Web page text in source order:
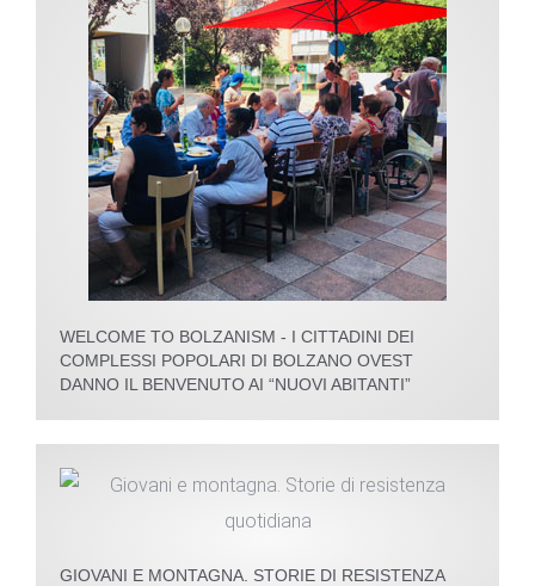
WELCOME TO BOLZANISM - I CITTADINI DEI
COMPLESSI POPOLARI DI BOLZANO OVEST
DANNO IL BENVENUTO AI “NUOVI ABITANTI”
GIOVANI E MONTAGNA. STORIE DI RESISTENZA